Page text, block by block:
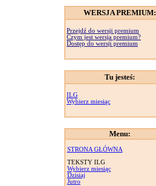
WERSJA PREMIUM:
Przejdź do wersji premium
Czym jest wersja premium?
Dostęp do wersji premium
Tu jesteś:
ILG
Wybierz miesiąc
Menu:
STRONA GŁÓWNA
TEKSTY ILG
Wybierz miesiąc
Dzisiaj
Jutro